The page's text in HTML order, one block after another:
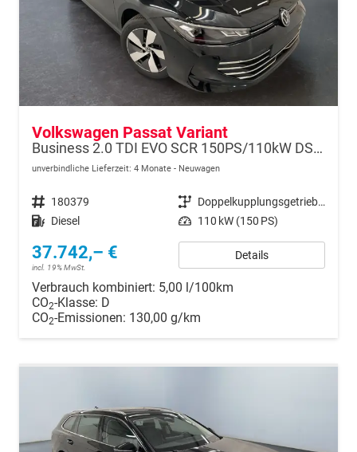
Volkswagen Passat Variant
Business 2.0 TDI EVO SCR 150PS/110kW DSG7 2026
unverbindliche Lieferzeit: 4 Monate Neuwagen
Fahrzeugnr. 180379 Getriebe
Doppelkupplungsgetriebe (DSG)
Kraftstoff Diesel Leistung 110 kW (150 PS)
37.742,– €
incl. 19% MwSt.
Details
Verbrauch kombiniert: 5,00 l/100km
CO2-Klasse: D
CO2-Emissionen: 130,00 g/km